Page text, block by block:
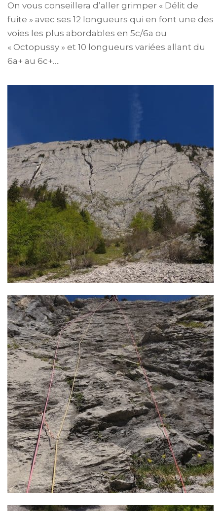
On vous conseillera d’aller grimper « Délit de
fuite » avec ses 12 longueurs qui en font une des
voies les plus abordables en 5c/6a ou
« Octopussy » et 10 longueurs variées allant du
6a+ au 6c+….